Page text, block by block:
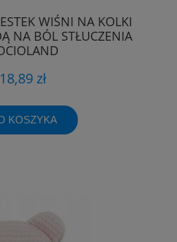
WIŚNI NA KOLKI
NA BÓL STŁUCZENIA
18,89 zł
KOSZYKA